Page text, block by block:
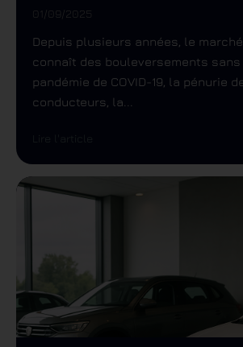
01/09/2025
Depuis plusieurs années, le
connaît des bouleversements sans
pandémie de COVID-19, la pénurie
conducteurs, la...
Lire l'article